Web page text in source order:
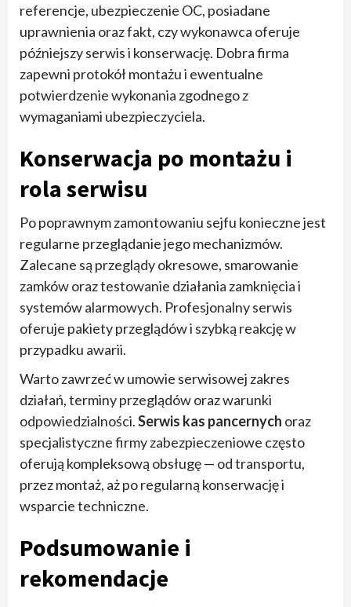
referencje, ubezpieczenie OC, posiadane
uprawnienia oraz fakt, czy wykonawca oferuje
późniejszy serwis i konserwację. Dobra firma
zapewni protokół montażu i ewentualne
potwierdzenie wykonania zgodnego z
wymaganiami ubezpieczyciela.
Konserwacja po montażu i
rola serwisu
Po poprawnym zamontowaniu sejfu konieczne jest
regularne przeglądanie jego mechanizmów.
Zalecane są przeglądy okresowe, smarowanie
zamków oraz testowanie działania zamknięcia i
systemów alarmowych. Profesjonalny serwis
oferuje pakiety przeglądów i szybką reakcję w
przypadku awarii.
Warto zawrzeć w umowie serwisowej zakres
działań, terminy przeglądów oraz warunki
odpowiedzialności.Serwis kas pancernych oraz
specjalistyczne firmy zabezpieczeniowe często
oferują kompleksową obsługę — od transportu,
przez montaż, aż po regularną konserwację i
wsparcie techniczne.
Podsumowanie i
rekomendacje